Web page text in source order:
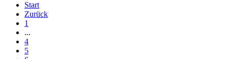
Start
Zurück
1
...
4
5